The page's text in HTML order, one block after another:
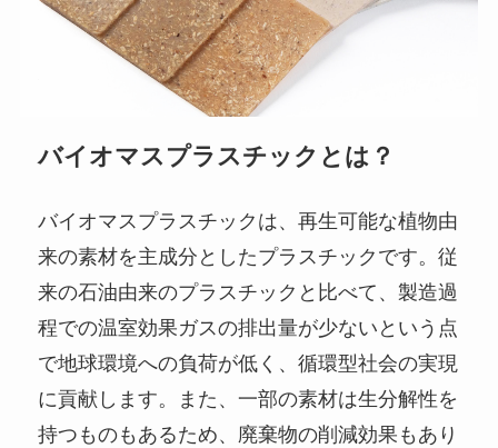
バイオマスプラスチックとは？
バイオマスプラスチックは、再生可能な植物由
来の素材を主成分としたプラスチックです。従
来の石油由来のプラスチックと比べて、製造過
程での温室効果ガスの排出量が少ないという点
で地球環境への負荷が低く、循環型社会の実現
に貢献します。また、一部の素材は生分解性を
持つものもあるため、廃棄物の削減効果もあり